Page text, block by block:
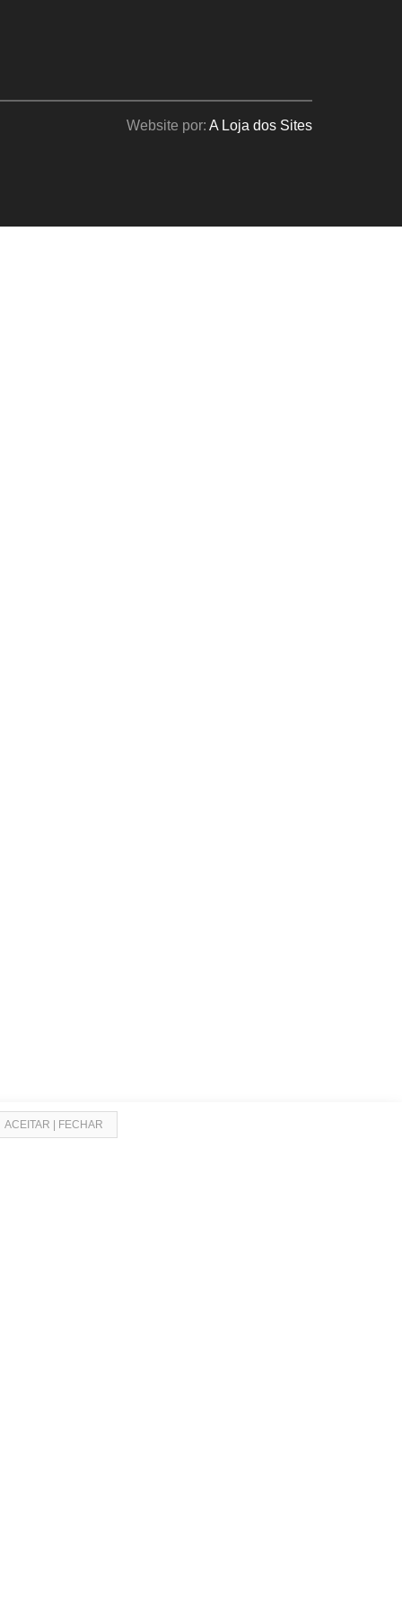
Website por: A Loja dos Sites
ACEITAR | FECHAR